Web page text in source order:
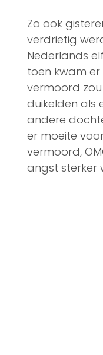
Zo ook
verdrietig
Nederlands
toen kwam
vermoord
duikelden als
andere
er moeite
vermoord,
angst sterker